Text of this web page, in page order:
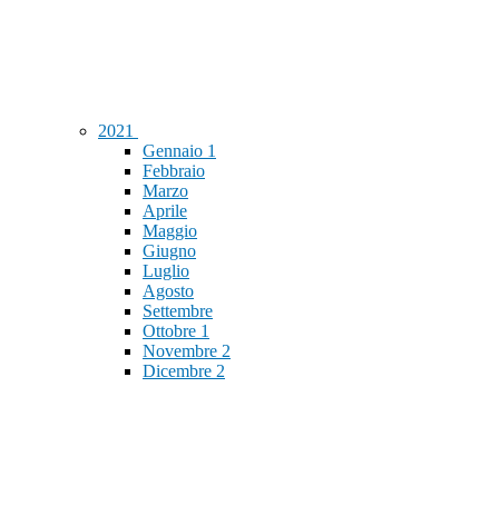
2021
Gennaio 1
Febbraio
Marzo
Aprile
Maggio
Giugno
Luglio
Agosto
Settembre
Ottobre 1
Novembre 2
Dicembre 2